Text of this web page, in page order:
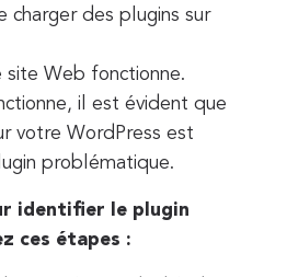
charger des plugins sur
site Web fonctionne.
il est évident que
votre WordPress est
problématique.
identifier le plugin
ces étapes :